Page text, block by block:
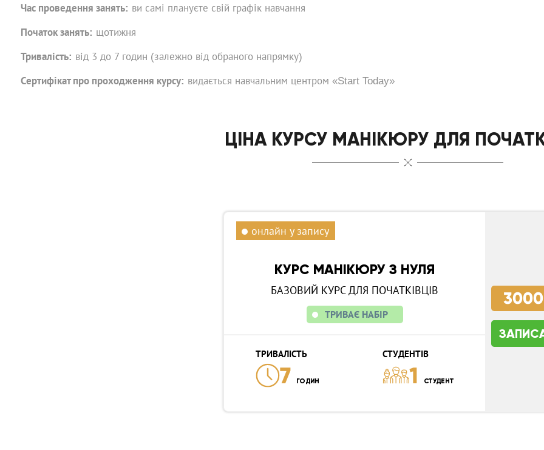
Час проведення занять: ви самі плануєте свій графік навчання
Початок занять: щотижня
Тривалість: від 3 до 7 годин (залежно від обраного напрямку)
Сертифікат про проходження курсу: видається навчальним центром «Start Today»
ЦІНА КУРСУ МАНІКЮРУ ДЛЯ
онлайн у запису
КУРС МАНІКЮРУ З НУЛЯ
БАЗОВИЙ КУРС ДЛЯ ПОЧАТКІВЦІВ
ТРИВАЄ НАБІР
ТРИВАЛІСТЬ
7 ГОДИН
СТУДЕНТІВ
1 СТУДЕНТ